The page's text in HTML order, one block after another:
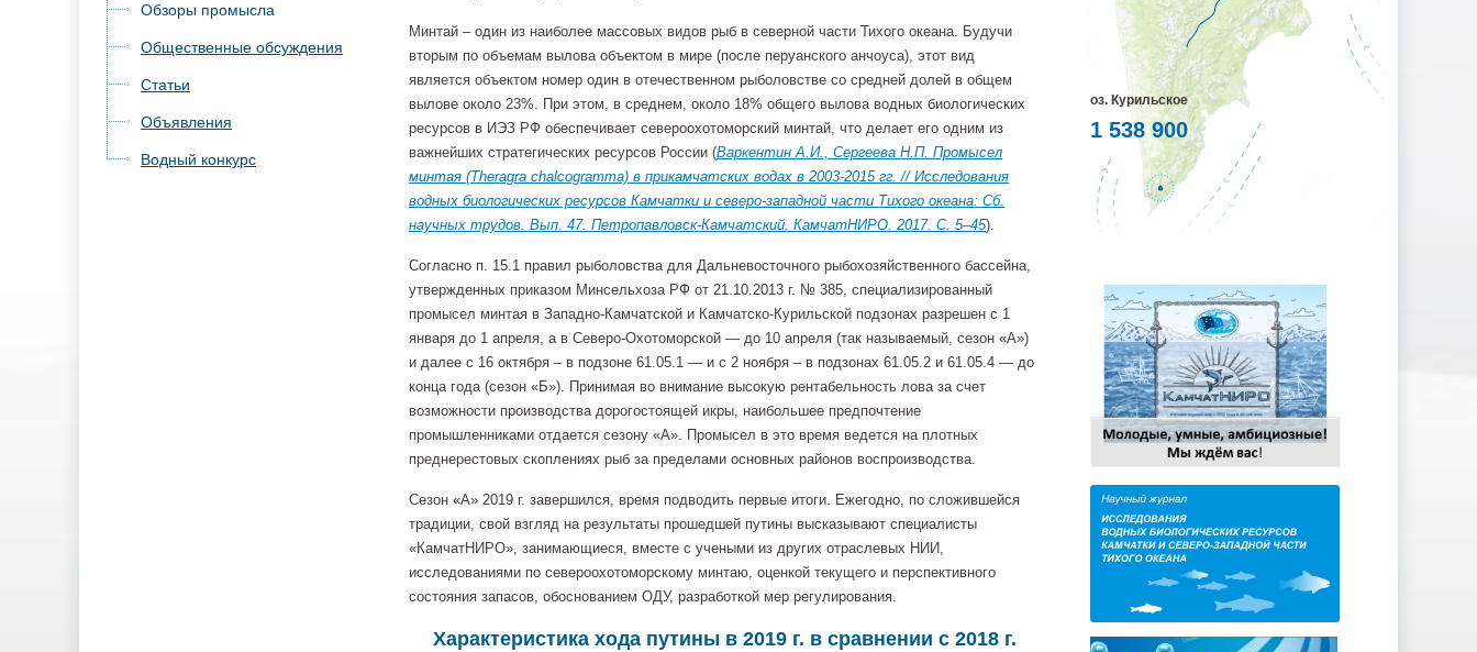
Обзоры промысла
Общественные обсуждения
Статьи
Объявления
Водный конкурс
Минтай – один из наиболее массовых видов рыб в северной части Тихого океана. Будучи
вторым по объемам вылова объектом в мире (после перуанского анчоуса), этот вид
является объектом номер один в отечественном рыболовстве со средней долей в общем
вылове около 23%. При этом, в среднем, около 18% общего вылова водных биологических
ресурсов в ИЭЗ РФ обеспечивает североохотоморский минтай, что делает его одним из
важнейших стратегических ресурсов России (Варкентин А.И., Сергеева Н.П. Промысел
минтая (Theragra chalcogramma) в прикамчатских водах в 2003-2015 гг. // Исследования
водных биологических ресурсов Камчатки и северо-западной части Тихого океана: Сб.
научных трудов. Вып. 47. Петропавловск-Камчатский. КамчатНИРО. 2017. С. 5–45).
Согласно п. 15.1 правил рыболовства для Дальневосточного рыбохозяйственного бассейна,
утвержденных приказом Минсельхоза РФ от 21.10.2013 г. № 385, специализированный
промысел минтая в Западно-Камчатской и Камчатско-Курильской подзонах разрешен с 1
января до 1 апреля, а в Северо-Охотоморской — до 10 апреля (так называемый, сезон «А»)
и далее с 16 октября – в подзоне 61.05.1 — и с 2 ноября – в подзонах 61.05.2 и 61.05.4 — до
конца года (сезон «Б»). Принимая во внимание высокую рентабельность лова за счет
возможности производства дорогостоящей икры, наибольшее предпочтение
промышленниками отдается сезону «А». Промысел в это время ведется на плотных
преднерестовых скоплениях рыб за пределами основных районов воспроизводства.
Сезон «А» 2019 г. завершился, время подводить первые итоги. Ежегодно, по сложившейся
традиции, свой взгляд на результаты прошедшей путины высказывают специалисты
«КамчатНИРО», занимающиеся, вместе с учеными из других отраслевых НИИ,
исследованиями по североохотоморскому минтаю, оценкой текущего и перспективного
состояния запасов, обоснованием ОДУ, разработкой мер регулирования.
Характеристика хода путины в 2019 г. в сравнении с 2018 г.
оз. Курильское
1 538 900